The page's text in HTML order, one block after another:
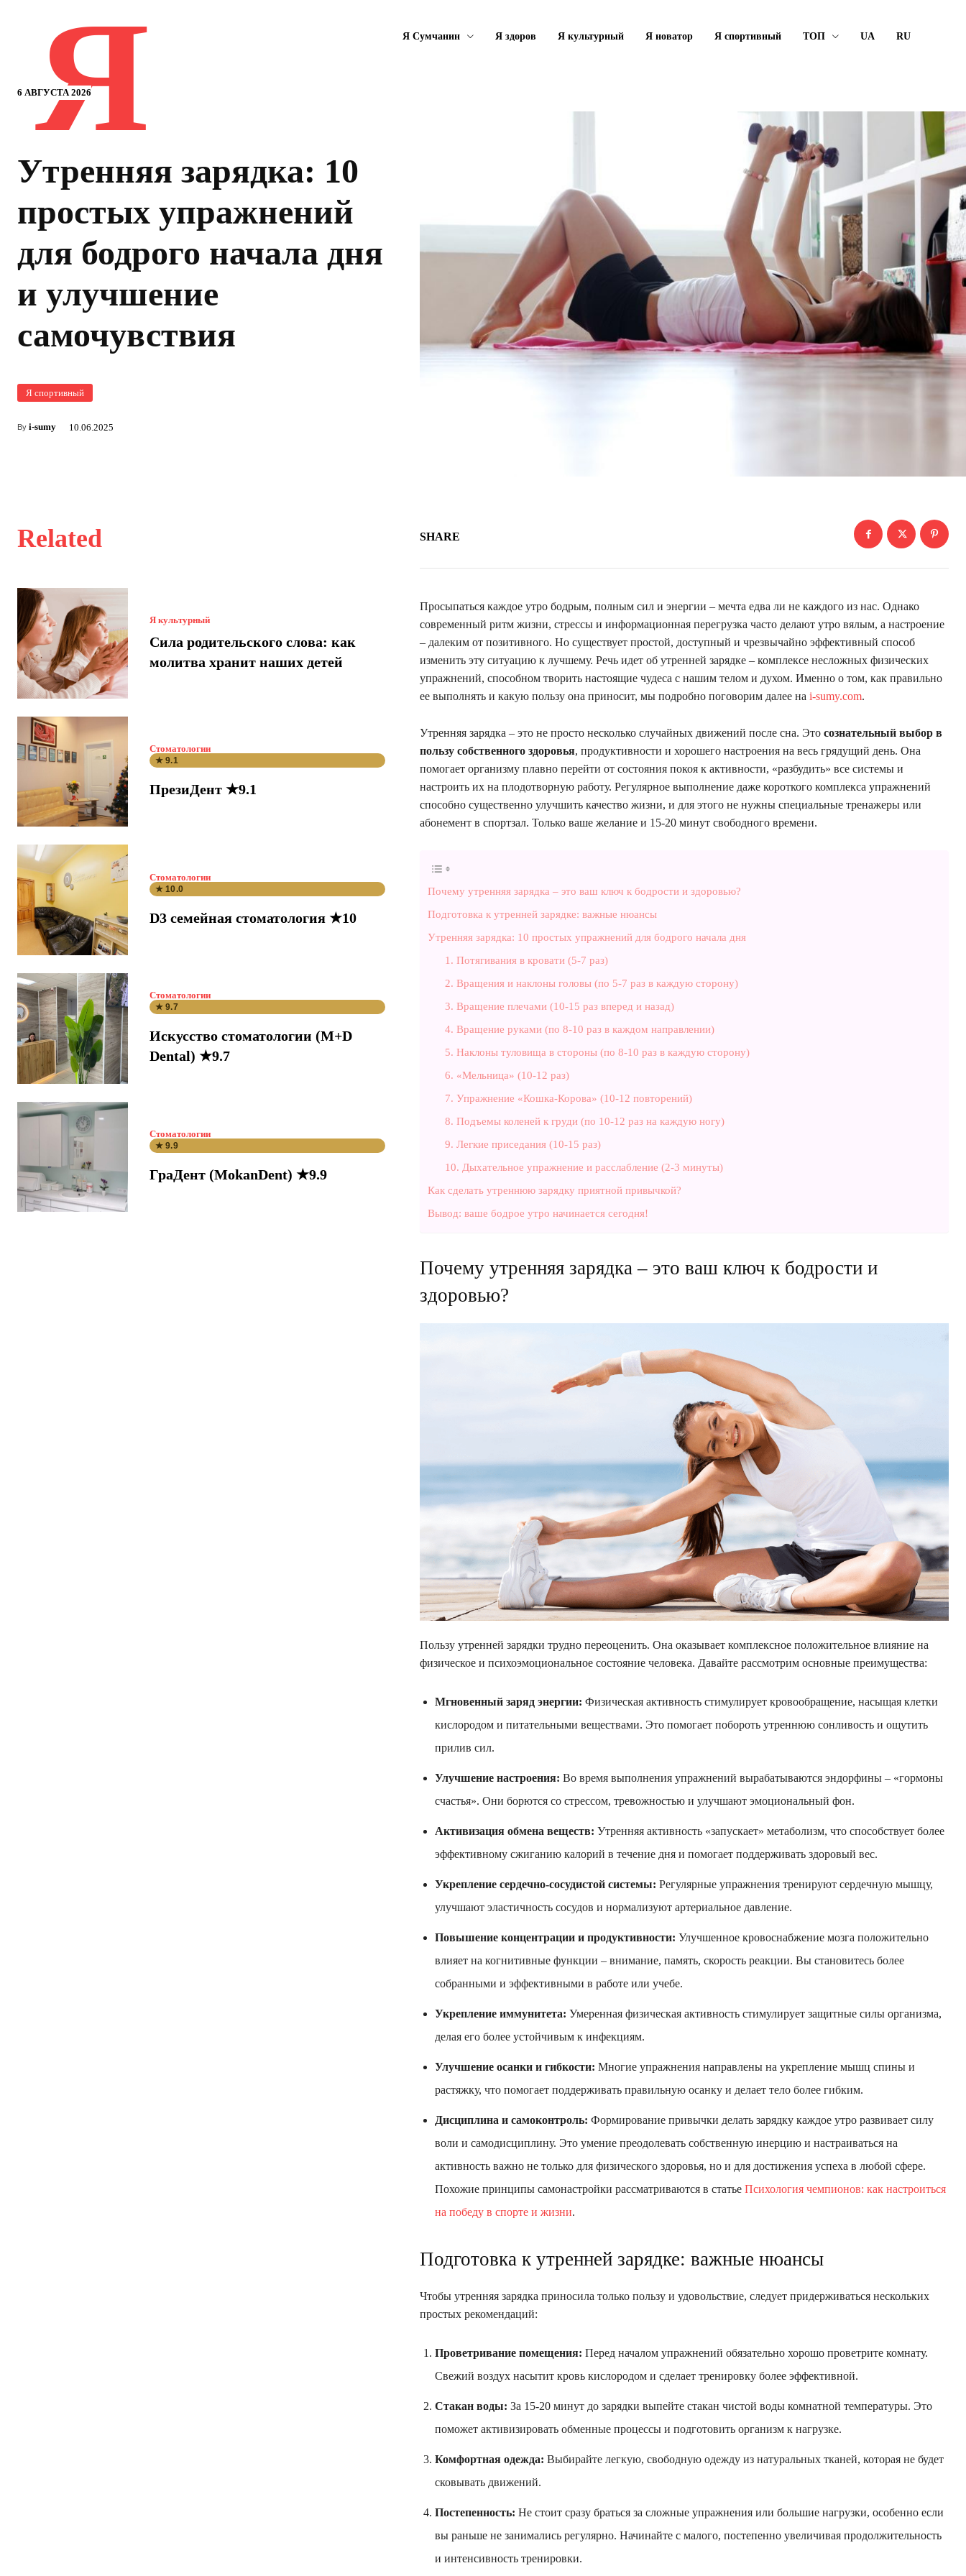
6 АВГУСТА 2026
Я Я Сумчанин Я здоров Я культурный Я новатор Я спортивный ТОП UA RU
Утренняя зарядка: 10
простых упражнений
для бодрого начала дня
и улучшение
самочувствия
Я спортивный
By i-sumy 10.06.2025
Related
Я культурный
Сила родительского слова: как
молитва хранит наших детей
Стоматологии
★ 9.1
ПрезиДент ★9.1
Стоматологии
★ 10.0
D3 семейная стоматология ★10
Стоматологии
★ 9.7
Искусство стоматологии (M+D
Dental) ★9.7
Стоматологии
★ 9.9
ГраДент (MokanDent) ★9.9
SHARE
Просыпаться каждое утро бодрым, полным сил и энергии – мечта едва ли не каждого из нас. Однако
современный ритм жизни, стрессы и информационная перегрузка часто делают утро вялым, а настроение
– далеким от позитивного. Но существует простой, доступный и чрезвычайно эффективный способ
изменить эту ситуацию к лучшему. Речь идет об утренней зарядке – комплексе несложных физических
упражнений, способном творить настоящие чудеса с нашим телом и духом. Именно о том, как правильно
ее выполнять и какую пользу она приносит, мы подробно поговорим далее на i-sumy.com.
Утренняя зарядка – это не просто несколько случайных движений после сна. Это сознательный выбор в
пользу собственного здоровья, продуктивности и хорошего настроения на весь грядущий день. Она
помогает организму плавно перейти от состояния покоя к активности, «разбудить» все системы и
настроить их на плодотворную работу. Регулярное выполнение даже короткого комплекса упражнений
способно существенно улучшить качество жизни, и для этого не нужны специальные тренажеры или
абонемент в спортзал. Только ваше желание и 15-20 минут свободного времени.
Почему утренняя зарядка – это ваш ключ к бодрости и здоровью?
Подготовка к утренней зарядке: важные нюансы
Утренняя зарядка: 10 простых упражнений для бодрого начала дня
1. Потягивания в кровати (5-7 раз)
2. Вращения и наклоны головы (по 5-7 раз в каждую сторону)
3. Вращение плечами (10-15 раз вперед и назад)
4. Вращение руками (по 8-10 раз в каждом направлении)
5. Наклоны туловища в стороны (по 8-10 раз в каждую сторону)
6. «Мельница» (10-12 раз)
7. Упражнение «Кошка-Корова» (10-12 повторений)
8. Подъемы коленей к груди (по 10-12 раз на каждую ногу)
9. Легкие приседания (10-15 раз)
10. Дыхательное упражнение и расслабление (2-3 минуты)
Как сделать утреннюю зарядку приятной привычкой?
Вывод: ваше бодрое утро начинается сегодня!
Почему утренняя зарядка – это ваш ключ к бодрости и
здоровью?
Пользу утренней зарядки трудно переоценить. Она оказывает комплексное положительное влияние на
физическое и психоэмоциональное состояние человека. Давайте рассмотрим основные преимущества:
Мгновенный заряд энергии: Физическая активность стимулирует кровообращение, насыщая клетки
кислородом и питательными веществами. Это помогает побороть утреннюю сонливость и ощутить
прилив сил.
Улучшение настроения: Во время выполнения упражнений вырабатываются эндорфины – «гормоны
счастья». Они борются со стрессом, тревожностью и улучшают эмоциональный фон.
Активизация обмена веществ: Утренняя активность «запускает» метаболизм, что способствует более
эффективному сжиганию калорий в течение дня и помогает поддерживать здоровый вес.
Укрепление сердечно-сосудистой системы: Регулярные упражнения тренируют сердечную мышцу,
улучшают эластичность сосудов и нормализуют артериальное давление.
Повышение концентрации и продуктивности: Улучшенное кровоснабжение мозга положительно
влияет на когнитивные функции – внимание, память, скорость реакции. Вы становитесь более
собранными и эффективными в работе или учебе.
Укрепление иммунитета: Умеренная физическая активность стимулирует защитные силы организма,
делая его более устойчивым к инфекциям.
Улучшение осанки и гибкости: Многие упражнения направлены на укрепление мышц спины и
растяжку, что помогает поддерживать правильную осанку и делает тело более гибким.
Дисциплина и самоконтроль: Формирование привычки делать зарядку каждое утро развивает силу
воли и самодисциплину. Это умение преодолевать собственную инерцию и настраиваться на
активность важно не только для физического здоровья, но и для достижения успеха в любой сфере.
Похожие принципы самонастройки рассматриваются в статье Психология чемпионов: как настроиться
на победу в спорте и жизни.
Подготовка к утренней зарядке: важные нюансы
Чтобы утренняя зарядка приносила только пользу и удовольствие, следует придерживаться нескольких
простых рекомендаций:
Проветривание помещения: Перед началом упражнений обязательно хорошо проветрите комнату.
Свежий воздух насытит кровь кислородом и сделает тренировку более эффективной.
Стакан воды: За 15-20 минут до зарядки выпейте стакан чистой воды комнатной температуры. Это
поможет активизировать обменные процессы и подготовить организм к нагрузке.
Комфортная одежда: Выбирайте легкую, свободную одежду из натуральных тканей, которая не будет
сковывать движений.
Постепенность: Не стоит сразу браться за сложные упражнения или большие нагрузки, особенно если
вы раньше не занимались регулярно. Начинайте с малого, постепенно увеличивая продолжительность
и интенсивность тренировки.